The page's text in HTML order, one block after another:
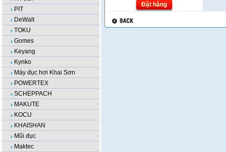
PIT
DeWalt
TOKU
Gomes
Keyang
Kynko
Máy đục hơi Khai Sơn
POWERTEX
SCHEPPACH
MAKUTE
KOCU
KHAISHAN
Mũi đục
Maktec
Đặt hàng